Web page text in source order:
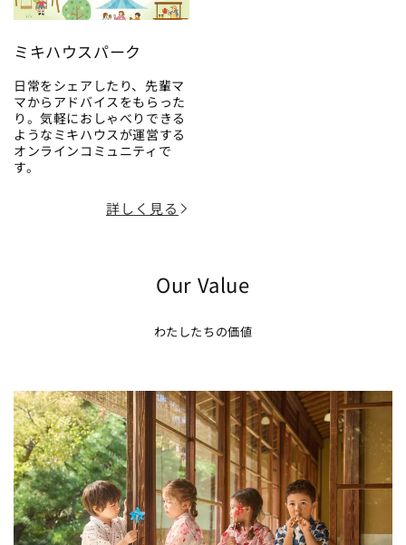
ミキハウスパーク
日常をシェアしたり、先輩マ
マからアドバイスをもらった
り。気軽におしゃべりできる
ようなミキハウスが運営する
オンラインコミュニティで
す。
詳しく見る
Our Value
わたしたちの価値